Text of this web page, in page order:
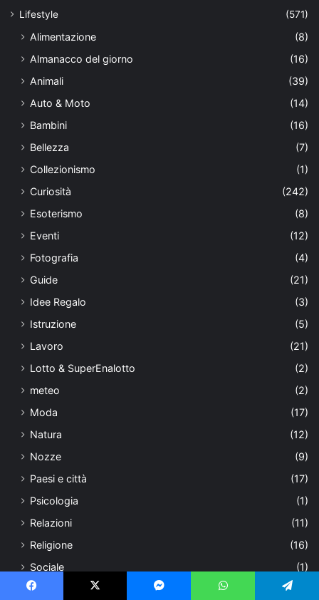
Lifestyle (571)
Alimentazione
(8)
Almanacco del giorno
(16)
Animali
(39)
Auto & Moto
(14)
Bambini
(16)
Bellezza
(7)
Collezionismo
(1)
Curiosità
(242)
Esoterismo
(8)
Eventi
(12)
Fotografia
(4)
Guide
(21)
Idee Regalo
(3)
Istruzione
(5)
Lavoro
(21)
Lotto & SuperEnalotto
(2)
meteo
(2)
Moda
(17)
Natura
(12)
Nozze
(9)
Paesi e città
(17)
Psicologia
(1)
Relazioni
(11)
Religione
(16)
Sociale
(1)
Sport & Tempo Libero